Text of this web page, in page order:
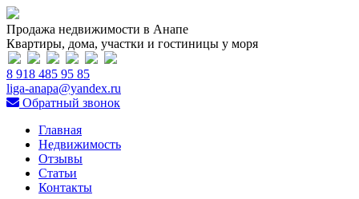
Продажа недвижимости в Анапе
Квартиры, дома, участки и гостиницы у моря
8 918 485 95 85
liga-anapa@yandex.ru
Обратный звонок
Главная
Недвижимость
Отзывы
Статьи
Контакты